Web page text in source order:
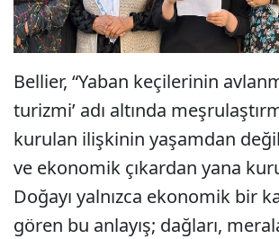
Bellier, “Yaban keçilerinin
turizmi’ adı altında
kurulan ilişkinin yaşamdan
ve ekonomik çıkardan yana
Doğayı yalnızca ekonomik bir
gören bu anlayış; dağları,